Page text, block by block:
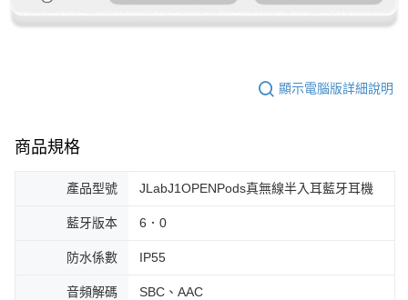
顯示電腦版詳細說明
商品規格
產品型號 JLabJ1OPENPods真無線半入耳藍牙耳機
藍牙版本 6．0
防水係數 IP55
音頻解碼 SBC、AAC